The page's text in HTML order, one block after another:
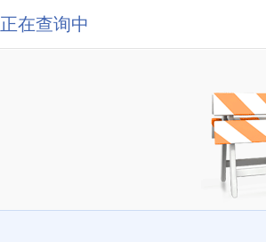
正在查询中